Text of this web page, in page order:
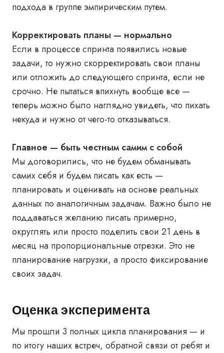
подхода в группе эмпирическим путем.
Корректировать планы — нормально
Если в процессе спринта появились новые
задачи, то нужно скорректировать свои планы
или отложить до следующего спринта, если не
срочно. Не пытаться впихнуть вообще все —
теперь можно было наглядно увидеть, что пихать
некуда и нужно от чего-то отказываться.
Главное — быть честным самим с собой
Мы договорились, что не будем обманывать
самих себя и будем писать как есть —
планировать и оценивать на основе реальных
данных по аналогичным задачам. Важно было не
поддаваться желанию писать примерно,
округлять или просто поделить свои 21 день в
месяц на пропорциональные отрезки. Это не
планирование нагрузки, а просто фиксирование
своих задач.
Оценка эксперимента
Мы прошли 3 полных цикла планирования — и
по итогу наших встреч, обратной связи от ребят и